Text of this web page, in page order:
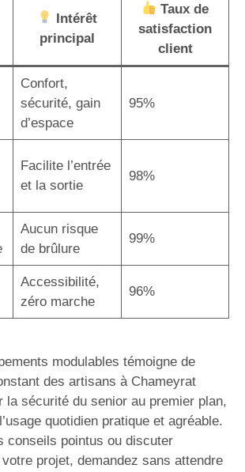
Intérêt
principal
Taux de
satisfaction
client
Confort,
sécurité, gain
d’espace
95%
Facilite l’entrée
et la sortie
98%
Aucun risque
de brûlure
99%
Accessibilité,
zéro marche
96%
modulables témoigne de
des artisans à Chameyrat
la sécurité du senior au premier plan,
quotidien pratique et agréable.
conseils pointus ou discuter
projet, demandez sans attendre